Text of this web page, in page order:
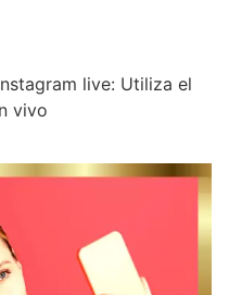
live: Utiliza el
vivo